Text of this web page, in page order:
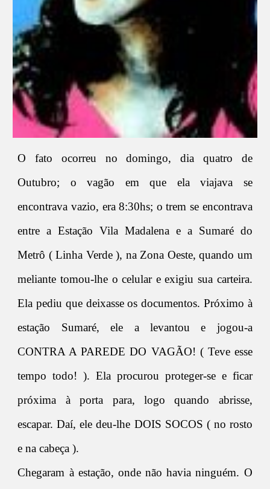
O fato ocorreu no domingo, dia quatro de
Outubro; o vagão em que ela viajava se
encontrava vazio, era 8:30hs; o trem se encontrava
entre a Estação Vila Madalena e a Sumaré do
Metrô ( Linha Verde ), na Zona Oeste, quando um
meliante tomou-lhe o celular e exigiu sua carteira.
Ela pediu que deixasse os documentos. Próximo à
estação Sumaré, ele a levantou e jogou-a
CONTRA A PAREDE DO VAGÃO! ( Teve esse
tempo todo! ). Ela procurou proteger-se e ficar
próxima à porta para, logo quando abrisse,
escapar. Daí, ele deu-lhe DOIS SOCOS ( no rosto
e na cabeça ).
Chegaram à estação, onde não havia ninguém. O